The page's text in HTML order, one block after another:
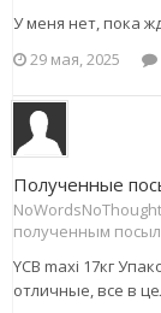
У меня нет, пока
29 мая, 2025
Полученные
полученным
YCB maxi 17кг
отличные, все в